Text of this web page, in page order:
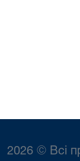
2026 © Всі